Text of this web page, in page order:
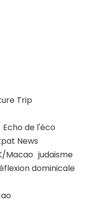
Trip
Echo de l'éco
News
Macao judaisme
dominicale